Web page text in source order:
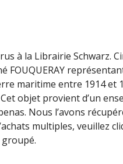
à la Librairie Schwarz.
maritime entre 1914 et
objet provient d’un
Nous l’avons
multiples, veuillez